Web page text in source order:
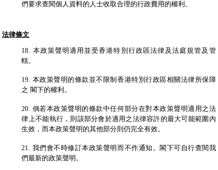
們要求查閱個人資料的人士收取合理的行政費用的權利。
法律條文
18. 本政策聲明適用並受香港特別行政區法律及法庭規管及管
轄。
19. 本政策聲明的條款並不限制香港特別行政區相關法律所保障
之 閣下的權利。
20. 倘若本政策聲明的條款中任何部分在對本政策聲明適用之法
律上不能執行，則該部分會於適用之法律容許的最大可能範圍內
生效，而本政策聲明的其他部分則仍完全有效。
21. 我們會不時修訂本政策聲明而不作通知。閣下可自行查閱我
們最新的政策聲明。